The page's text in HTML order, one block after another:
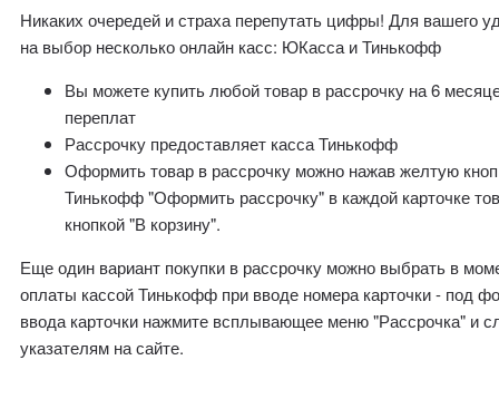
Никаких очередей и страха перепутать цифры! Для вашего
на выбор несколько онлайн касс: ЮКасса и Тинькофф
Вы можете купить любой товар в рассрочку на 6
переплат
Рассрочку предоставляет касса Тинькофф
Оформить товар в рассрочку можно нажав желтую
Тинькофф "Оформить рассрочку" в каждой карточке
кнопкой "В корзину".
Еще один вариант покупки в рассрочку можно выбрать в
оплаты кассой Тинькофф при вводе номера карточки - под
ввода карточки нажмите всплывающее меню "Рассрочка" и
указателям на сайте.